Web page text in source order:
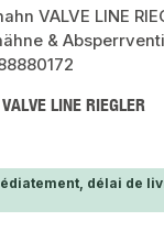
LINE RIEGLER
délai de